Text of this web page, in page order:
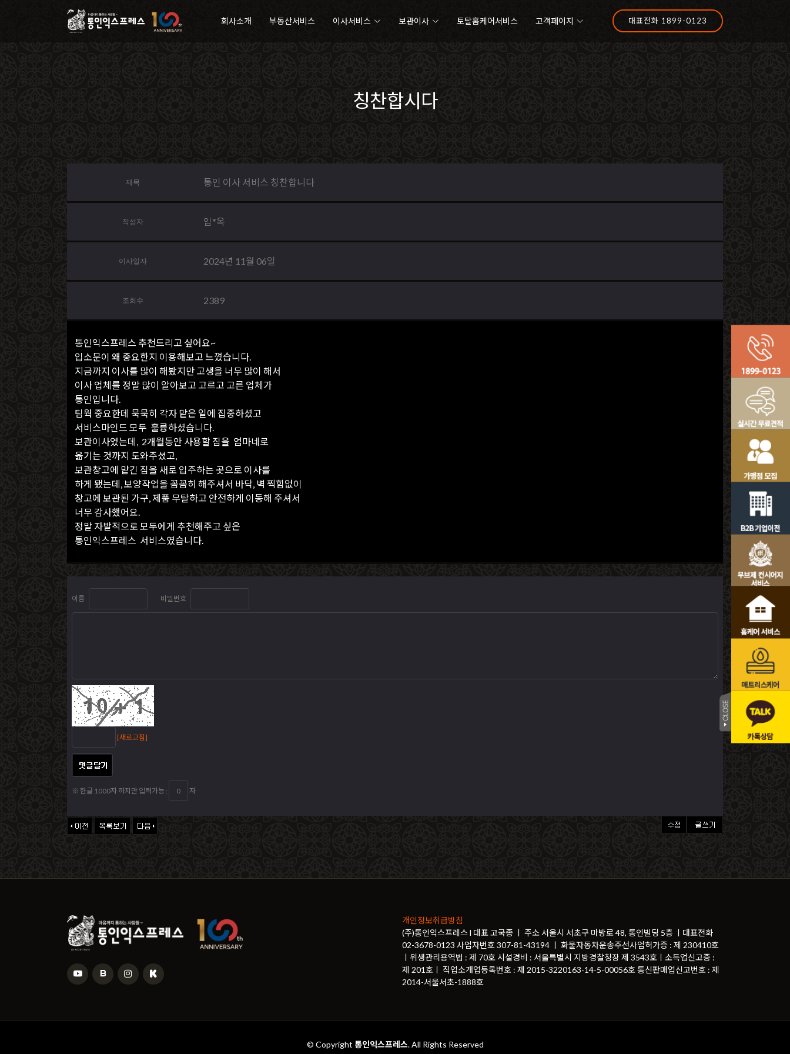
회사소개 부동산서비스 이사서비스 보관이사 토탈홈케어서비스 고객페이지 대표전화 1899-0123
칭찬합시다
제목 통인 이사 서비스 칭찬합니다
작성자 임*옥
이사일자 2024년 11월 06일
조회수 2389
통인익스프레스 추천드리고 싶어요~
입소문이 왜 중요한지 이용해보고 느꼈습니다.
지금까지 이사를 많이 해봤지만 고생을 너무 많이 해서
이사 업체를 정말 많이 알아보고 고르고 고른 업체가
통인입니다.
팀웍 중요한데 묵묵히 각자 맡은 일에 집중하셨고
서비스마인드 모두 훌륭하셨습니다.
보관이사였는데, 2개월동안 사용할 짐을 엄마네로
옮기는 것까지 도와주셨고,
보관창고에 맡긴 짐을 새로 입주하는 곳으로 이사를
하게 됐는데, 보양작업을 꼼꼼히 해주셔서 바닥, 벽 찍힘없이
창고에 보관된 가구, 제품 무탈하고 안전하게 이동해 주셔서
너무 감사했어요.
정말 자발적으로 모두에게 추천해주고 싶은
통인익스프레스 서비스였습니다.
이름 비밀번호
[새로고침]
※ 한글 1000자 까지만 입력가능 : 자
개인정보취급방침
(주)통인익스프레스 l 대표 고국종 ㅣ 주소 서울시 서초구 마방로 48, 통인빌딩 5층 ㅣ대표전화
02-3678-0123 사업자번호 307-81-43194 ㅣ 화물자동차운송주선사업허가증 : 제 230410호
ㅣ위생관리용역법 : 제 70호 시설경비 : 서울특별시 지방경찰청장 제 3543호ㅣ소득업신고증 :
제 201호ㅣ 직업소개업등록번호 : 제 2015-3220163-14-5-00056호 통신판매업신고번호 : 제
2014-서울서초-1888호
© Copyright 통인익스프레스. All Rights Reserved